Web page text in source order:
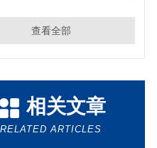
查看全部
相关文章
RELATED ARTICLES